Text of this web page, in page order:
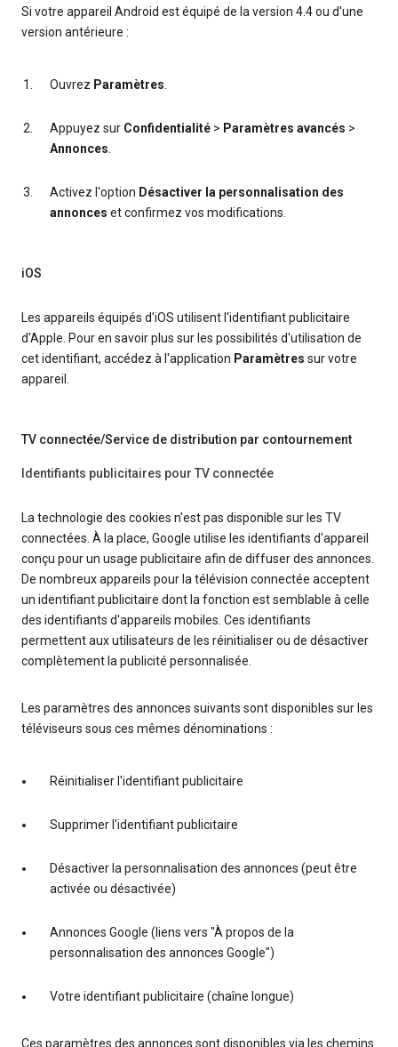
Si votre appareil Android est équipé de la version 4.4 ou d'une
version antérieure :
Ouvrez Paramètres.
Appuyez sur Confidentialité > Paramètres avancés >
Annonces.
Activez l'option Désactiver la personnalisation des
annonces et confirmez vos modifications.
iOS
Les appareils équipés d'iOS utilisent l'identifiant publicitaire
d'Apple. Pour en savoir plus sur les possibilités d'utilisation de
cet identifiant, accédez à l'application Paramètres sur votre
appareil.
TV connectée/Service de distribution par contournement
Identifiants publicitaires pour TV connectée
La technologie des cookies n'est pas disponible sur les TV
connectées. À la place, Google utilise les identifiants d'appareil
conçu pour un usage publicitaire afin de diffuser des annonces.
De nombreux appareils pour la télévision connectée acceptent
un identifiant publicitaire dont la fonction est semblable à celle
des identifiants d'appareils mobiles. Ces identifiants
permettent aux utilisateurs de les réinitialiser ou de désactiver
complètement la publicité personnalisée.
Les paramètres des annonces suivants sont disponibles sur les
téléviseurs sous ces mêmes dénominations :
Réinitialiser l'identifiant publicitaire
Supprimer l'identifiant publicitaire
Désactiver la personnalisation des annonces (peut être
activée ou désactivée)
Annonces Google (liens vers "À propos de la
personnalisation des annonces Google")
Votre identifiant publicitaire (chaîne longue)
Ces paramètres des annonces sont disponibles via les chemins